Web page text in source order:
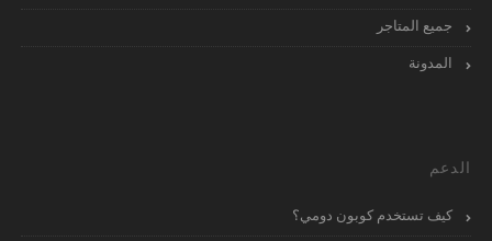
جميع المتاجر
المدونة
الدعم
كيف تستخدم كوبون دومي؟